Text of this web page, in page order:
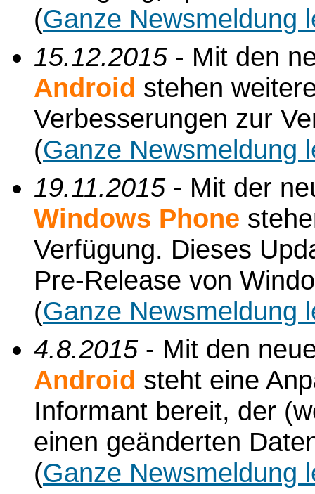
(Ganze Newsmeldung
15.12.2015- Mit den
Android stehen
Verbesserungen zur
(Ganze Newsmeldung
19.11.2015- Mit der
Windows Phone
Verfügung. Dieses
Pre-Release von
(Ganze Newsmeldung
4.8.2015- Mit den
Android steht eine
Informant bereit, der
einen geänderten
(Ganze Newsmeldung